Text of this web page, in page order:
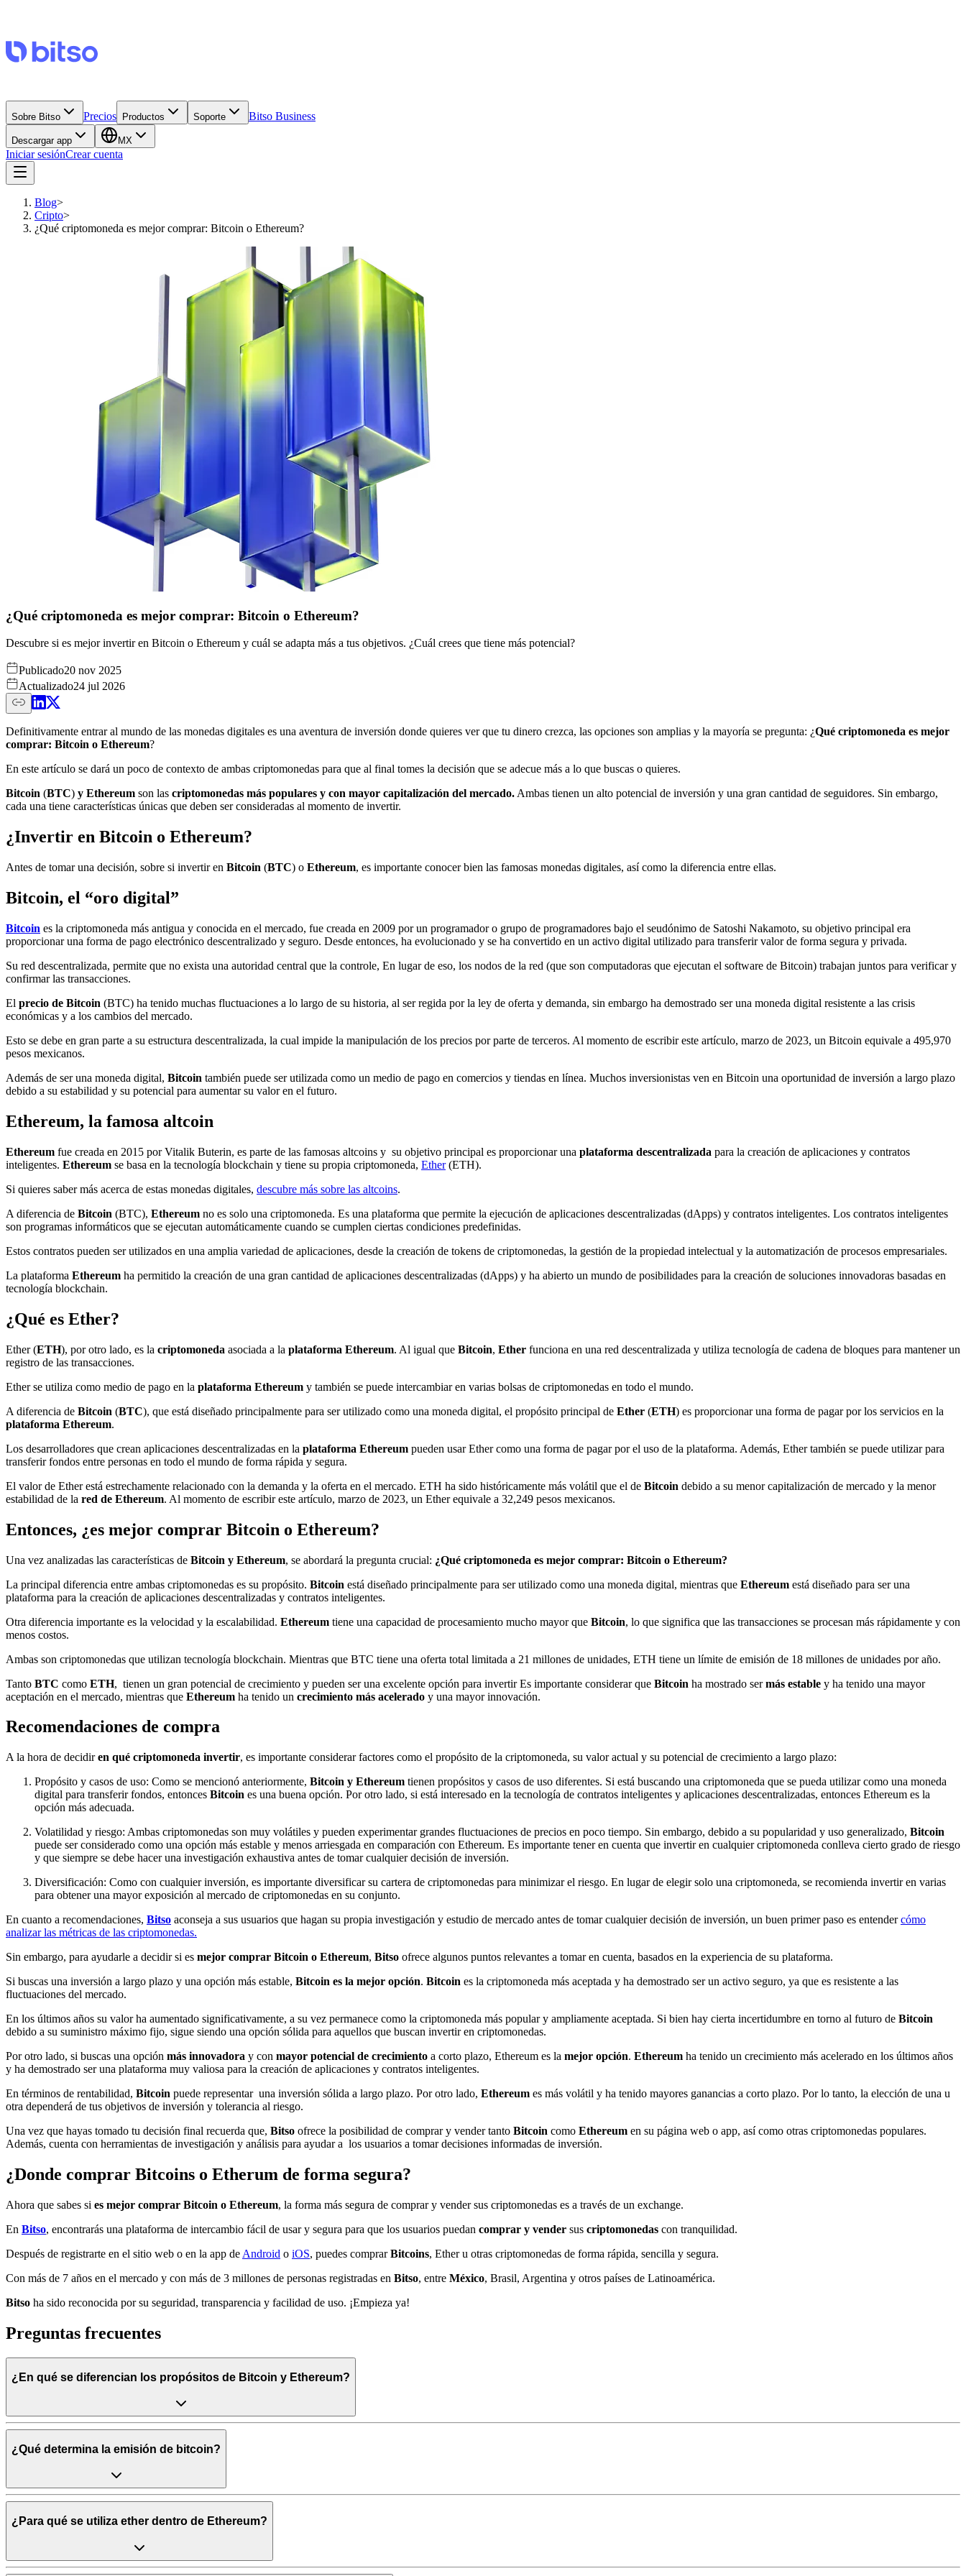
Sobre Bitso Precios Productos Soporte Bitso Business
Descargar app MX
Iniciar sesiónCrear cuenta
Blog>
Cripto>
¿Qué criptomoneda es mejor comprar: Bitcoin o Ethereum?
¿Qué criptomoneda es mejor comprar: Bitcoin o Ethereum?
Descubre si es mejor invertir en Bitcoin o Ethereum y cuál se adapta más a tus objetivos. ¿Cuál crees que tiene más potencial?
Publicado20 nov 2025
Actualizado24 jul 2026
Definitivamente entrar al mundo de las monedas digitales es una aventura de inversión donde quieres ver que tu dinero crezca, las opciones son amplias y la mayoría se pregunta: ¿Qué criptomoneda es mejor
comprar: Bitcoin o Ethereum?
En este artículo se dará un poco de contexto de ambas criptomonedas para que al final tomes la decisión que se adecue más a lo que buscas o quieres.
Bitcoin (BTC) y Ethereum son las criptomonedas más populares y con mayor capitalización del mercado.Ambas tienen un alto potencial de inversión y una gran cantidad de seguidores. Sin embargo,
cada una tiene características únicas que deben ser consideradas al momento de invertir.
¿Invertir en Bitcoin o Ethereum?
Antes de tomar una decisión, sobre si invertir en Bitcoin (BTC) o Ethereum, es importante conocer bien las famosas monedas digitales, así como la diferencia entre ellas.
Bitcoin, el “oro digital”
Bitcoin es la criptomoneda más antigua y conocida en el mercado, fue creada en 2009 por un programador o grupo de programadores bajo el seudónimo de Satoshi Nakamoto, su objetivo principal era
proporcionar una forma de pago electrónico descentralizado y seguro. Desde entonces, ha evolucionado y se ha convertido en un activo digital utilizado para transferir valor de forma segura y privada.
Su red descentralizada, permite que no exista una autoridad central que la controle, En lugar de eso, los nodos de la red (que son computadoras que ejecutan el software de Bitcoin) trabajan juntos para verificar y
confirmar las transacciones.
El precio de Bitcoin (BTC) ha tenido muchas fluctuaciones a lo largo de su historia, al ser regida por la ley de oferta y demanda, sin embargo ha demostrado ser una moneda digital resistente a las crisis
económicas y a los cambios del mercado.
Esto se debe en gran parte a su estructura descentralizada, la cual impide la manipulación de los precios por parte de terceros. Al momento de escribir este artículo, marzo de 2023, un Bitcoin equivale a 495,970
pesos mexicanos.
Además de ser una moneda digital, Bitcoin también puede ser utilizada como un medio de pago en comercios y tiendas en línea. Muchos inversionistas ven en Bitcoin una oportunidad de inversión a largo plazo
debido a su estabilidad y su potencial para aumentar su valor en el futuro.
Ethereum, la famosa altcoin
Ethereum fue creada en 2015 por Vitalik Buterin, es parte de las famosas altcoins y su objetivo principal es proporcionar una plataforma descentralizada para la creación de aplicaciones y contratos
inteligentes. Ethereum se basa en la tecnología blockchain y tiene su propia criptomoneda, Ether(ETH).
Si quieres saber más acerca de estas monedas digitales, descubre más sobre las altcoins.
A diferencia de Bitcoin (BTC), Ethereum no es solo una criptomoneda. Es una plataforma que permite la ejecución de aplicaciones descentralizadas (dApps) y contratos inteligentes. Los contratos inteligentes
son programas informáticos que se ejecutan automáticamente cuando se cumplen ciertas condiciones predefinidas.
Estos contratos pueden ser utilizados en una amplia variedad de aplicaciones, desde la creación de tokens de criptomonedas, la gestión de la propiedad intelectual y la automatización de procesos empresariales.
La plataforma Ethereum ha permitido la creación de una gran cantidad de aplicaciones descentralizadas (dApps) y ha abierto un mundo de posibilidades para la creación de soluciones innovadoras basadas en
tecnología blockchain.
¿Qué es Ether?
Ether (ETH), por otro lado, es la criptomoneda asociada a la plataforma Ethereum. Al igual que Bitcoin, Ether funciona en una red descentralizada y utiliza tecnología de cadena de bloques para mantener un
registro de las transacciones.
Ether se utiliza como medio de pago en la plataforma Ethereum y también se puede intercambiar en varias bolsas de criptomonedas en todo el mundo.
A diferencia de Bitcoin (BTC), que está diseñado principalmente para ser utilizado como una moneda digital, el propósito principal de Ether (ETH) es proporcionar una forma de pagar por los servicios en la
plataforma Ethereum.
Los desarrolladores que crean aplicaciones descentralizadas en la plataforma Ethereum pueden usar Ether como una forma de pagar por el uso de la plataforma. Además, Ether también se puede utilizar para
transferir fondos entre personas en todo el mundo de forma rápida y segura.
El valor de Ether está estrechamente relacionado con la demanda y la oferta en el mercado. ETH ha sido históricamente más volátil que el de Bitcoin debido a su menor capitalización de mercado y la menor
estabilidad de la red de Ethereum. Al momento de escribir este artículo, marzo de 2023, un Ether equivale a 32,249 pesos mexicanos.
Entonces, ¿es mejor comprar Bitcoin o Ethereum?
Una vez analizadas las características de Bitcoin y Ethereum, se abordará la pregunta crucial: ¿Qué criptomoneda es mejor comprar: Bitcoin o Ethereum?
La principal diferencia entre ambas criptomonedas es su propósito. Bitcoin está diseñado principalmente para ser utilizado como una moneda digital, mientras que Ethereum está diseñado para ser una
plataforma para la creación de aplicaciones descentralizadas y contratos inteligentes.
Otra diferencia importante es la velocidad y la escalabilidad. Ethereum tiene una capacidad de procesamiento mucho mayor que Bitcoin, lo que significa que las transacciones se procesan más rápidamente y con
menos costos.
Ambas son criptomonedas que utilizan tecnología blockchain. Mientras que BTC tiene una oferta total limitada a 21 millones de unidades, ETH tiene un límite de emisión de 18 millones de unidades por año.
Tanto BTC como ETH, tienen un gran potencial de crecimiento y pueden ser una excelente opción para invertir Es importante considerar que Bitcoin ha mostrado sermás estable y ha tenido una mayor
aceptación en el mercado, mientras que Ethereum ha tenido un crecimiento más acelerado y una mayor innovación.
Recomendaciones de compra
A la hora de decidiren qué criptomoneda invertir, es importante considerar factores como el propósito de la criptomoneda, su valor actual y su potencial de crecimiento a largo plazo:
Propósito y casos de uso: Como se mencionó anteriormente, Bitcoin y Ethereum tienen propósitos y casos de uso diferentes. Si está buscando una criptomoneda que se pueda utilizar como una moneda
digital para transferir fondos, entonces Bitcoin es una buena opción. Por otro lado, si está interesado en la tecnología de contratos inteligentes y aplicaciones descentralizadas, entonces Ethereum es la
opción más adecuada.
Volatilidad y riesgo: Ambas criptomonedas son muy volátiles y pueden experimentar grandes fluctuaciones de precios en poco tiempo. Sin embargo, debido a su popularidad y uso generalizado, Bitcoin
puede ser considerado como una opción más estable y menos arriesgada en comparación con Ethereum. Es importante tener en cuenta que invertir en cualquier criptomoneda conlleva cierto grado de riesgo
y que siempre se debe hacer una investigación exhaustiva antes de tomar cualquier decisión de inversión.
Diversificación: Como con cualquier inversión, es importante diversificar su cartera de criptomonedas para minimizar el riesgo. En lugar de elegir solo una criptomoneda, se recomienda invertir en varias
para obtener una mayor exposición al mercado de criptomonedas en su conjunto.
En cuanto a recomendaciones, Bitso aconseja a sus usuarios que hagan su propia investigación y estudio de mercado antes de tomar cualquier decisión de inversión, un buen primer paso es entendercómo
analizar las métricas de las criptomonedas.
Sin embargo, para ayudarle a decidir si es mejor comprar Bitcoin o Ethereum, Bitso ofrece algunos puntos relevantes a tomar en cuenta, basados en la experiencia de su plataforma.
Si buscas una inversión a largo plazo y una opción más estable, Bitcoin es la mejor opción. Bitcoin es la criptomoneda más aceptada y ha demostrado ser un activo seguro, ya que es resistente a las
fluctuaciones del mercado.
En los últimos años su valor ha aumentado significativamente, a su vez permanece como la criptomoneda más popular y ampliamente aceptada. Si bien hay cierta incertidumbre en torno al futuro de Bitcoin
debido a su suministro máximo fijo, sigue siendo una opción sólida para aquellos que buscan invertir en criptomonedas.
Por otro lado, si buscas una opción más innovadora y con mayor potencial de crecimiento a corto plazo, Ethereum es la mejor opción. Ethereum ha tenido un crecimiento más acelerado en los últimos años
y ha demostrado ser una plataforma muy valiosa para la creación de aplicaciones y contratos inteligentes.
En términos de rentabilidad, Bitcoin puede representar una inversión sólida a largo plazo. Por otro lado, Ethereum es más volátil y ha tenido mayores ganancias a corto plazo. Por lo tanto, la elección de una u
otra dependerá de tus objetivos de inversión y tolerancia al riesgo.
Una vez que hayas tomado tu decisión final recuerda que, Bitso ofrece la posibilidad de comprar y vender tanto Bitcoin como Ethereum en su página web o app, así como otras criptomonedas populares.
Además, cuenta con herramientas de investigación y análisis para ayudar a los usuarios a tomar decisiones informadas de inversión.
¿Donde comprar Bitcoins o Etherum de forma segura?
Ahora que sabes si es mejor comprar Bitcoin o Ethereum, la forma más segura de comprar y vender sus criptomonedas es a través de un exchange.
En Bitso, encontrarás una plataforma de intercambio fácil de usar y segura para que los usuarios puedan comprar y vender sus criptomonedas con tranquilidad.
Después de registrarte en el sitio web o en la app de Android o iOS, puedes comprarBitcoins, Ether u otras criptomonedas de forma rápida, sencilla y segura.
Con más de 7 años en el mercado y con más de 3 millones de personas registradas en Bitso, entre México, Brasil, Argentina y otros países de Latinoamérica.
Bitso ha sido reconocida por su seguridad, transparencia y facilidad de uso. ¡Empieza ya!
Preguntas frecuentes
¿En qué se diferencian los propósitos de Bitcoin y Ethereum?
¿Qué determina la emisión de bitcoin?
¿Para qué se utiliza ether dentro de Ethereum?